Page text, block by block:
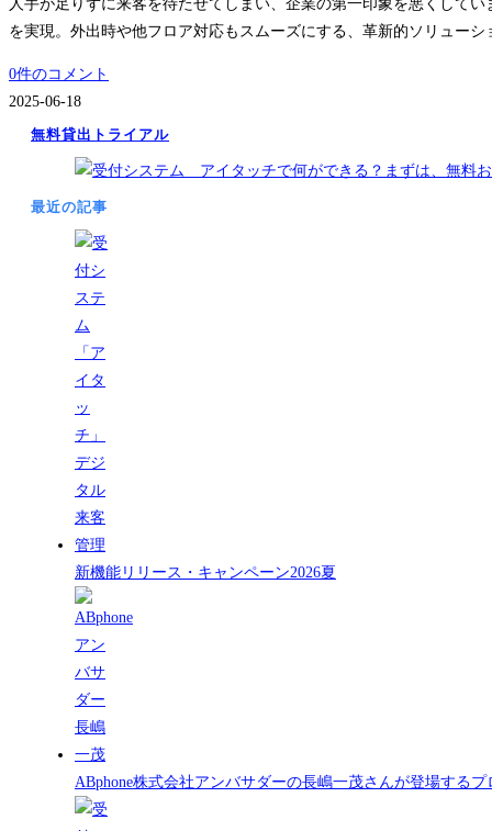
人手が足りずに来客を待たせてしまい、企業の第一印象を悪くして
を実現。外出時や他フロア対応もスムーズにする、革新的ソリュー
0件のコメント
2025-06-18
無料貸出トライアル
最近の記事
新機能リリース・キャンペーン2026夏
ABphone株式会社アンバサダーの長嶋一茂さんが登場する